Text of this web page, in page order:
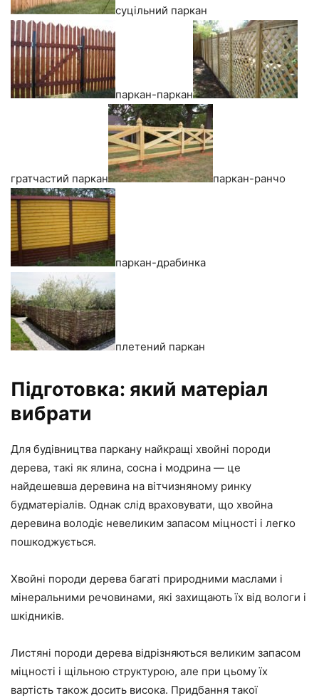
суцільний паркан
паркан-паркан
гратчастий паркан паркан-ранчо
паркан-драбинка
плетений паркан
Підготовка: який матеріал
вибрати
Для будівництва паркану найкращі хвойні породи
дерева, такі як ялина, сосна і модрина — це
найдешевша деревина на вітчизняному ринку
будматеріалів. Однак слід враховувати, що хвойна
деревина володіє невеликим запасом міцності і легко
пошкоджується.
Хвойні породи дерева багаті природними маслами і
мінеральними речовинами, які захищають їх від вологи і
шкідників.
Листяні породи дерева відрізняються великим запасом
міцності і щільною структурою, але при цьому їх
вартість також досить висока. Придбання такої